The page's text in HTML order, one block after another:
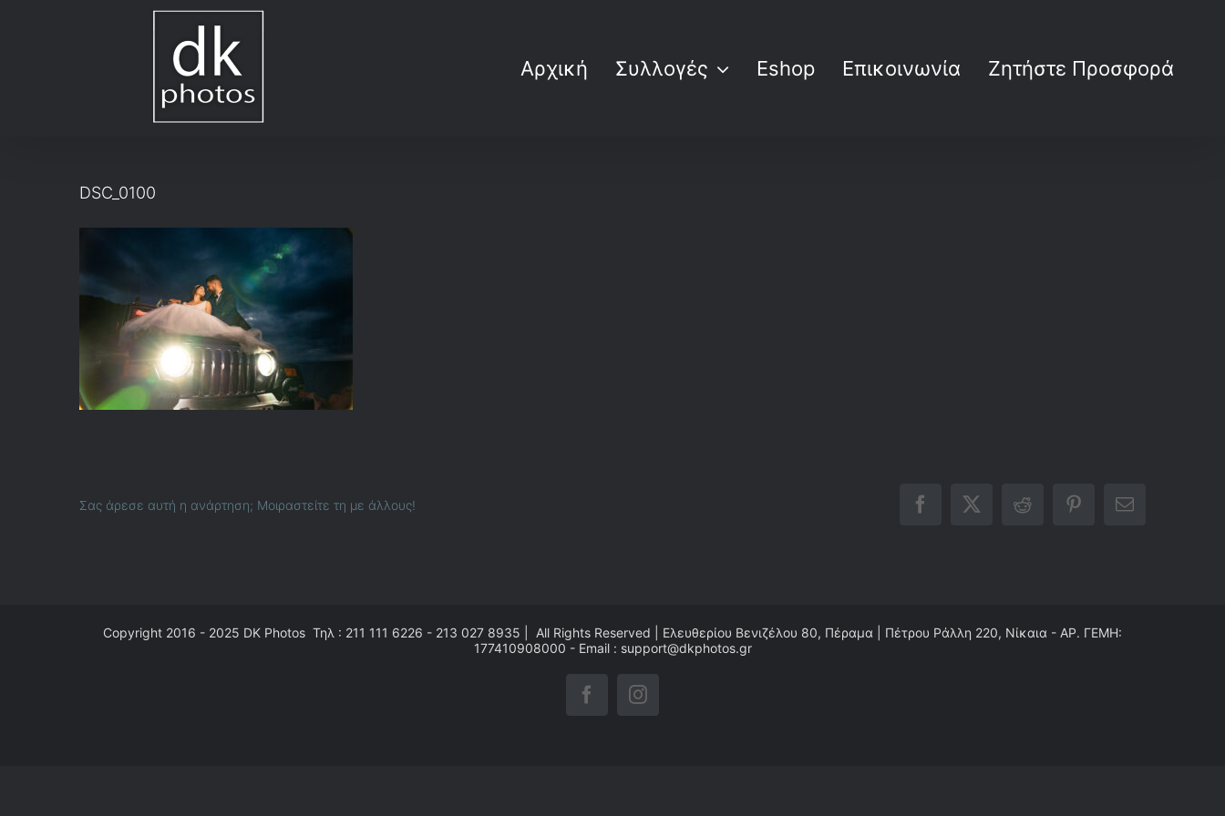
Αρχική Συλλογές Eshop Επικοινωνία Ζητήστε Προσφορά
DSC_0100
Σας άρεσε αυτή η ανάρτηση; Μοιραστείτε τη με άλλους! Facebook
X RedditPinterestEmail
Copyright 2016 - 2025 DK Photos Τηλ : 211 111 6226 - 213 027 8935 | All Rights Reserved | Ελευθερίου Βενιζέλου 80, Πέραμα | Πέτρου Ράλλη 220, Νίκαια - ΑΡ. ΓΕΜΗ:
177410908000 - Email : support@dkphotos.gr
FacebookInstagram